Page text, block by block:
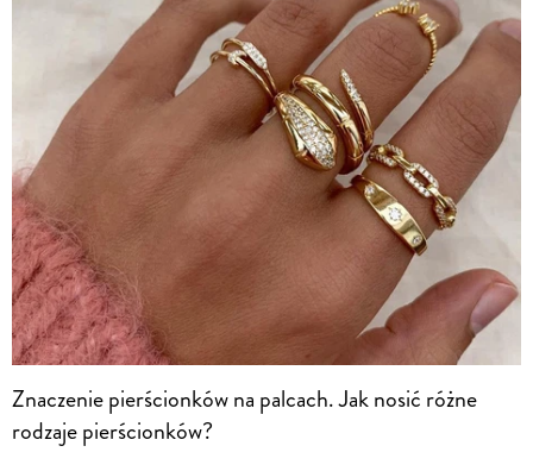
Znaczenie pierścionków na palcach. Jak nosić różne
rodzaje pierścionków?